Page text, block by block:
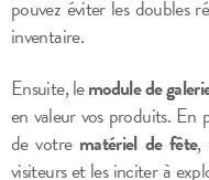
pouvez éviter les doubles
inventaire.
Ensuite, lemodule de
en valeur vos produits. En
de votre matériel de fête,
visiteurs et les inciter à